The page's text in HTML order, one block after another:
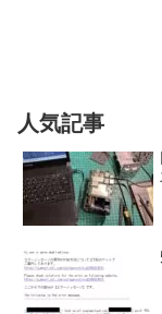
人気記事